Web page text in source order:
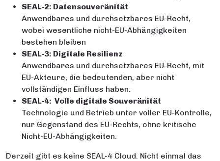
SEAL‑2: Datensouveränität
Anwendbares und durchsetzbares EU-Recht,
wobei wesentliche nicht-EU-Abhängigkeiten
bestehen bleiben
SEAL‑3: Digitale Resilienz
Anwendbares und durchsetzbares EU-Recht, mit
EU-Akteure, die bedeutenden, aber nicht
vollständigen Einfluss haben.
SEAL‑4: Volle digitale Souveränität
Technologie und Betrieb unter voller EU-Kontrolle,
nur Gegenstand des EU-Rechts, ohne kritische
Nicht-EU-Abhängigkeiten.
Derzeit gibt es keine SEAL-4 Cloud. Nicht einmal das